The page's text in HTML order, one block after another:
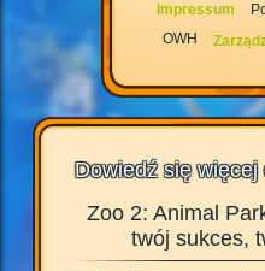
Impressum
OWH
Dowiedź się
Zoo 2: Animal
twój sukces,